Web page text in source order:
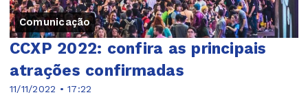
Comunicação
11/11/2022 • 17:22
CCXP 2022: confira as principais
atrações confirmadas